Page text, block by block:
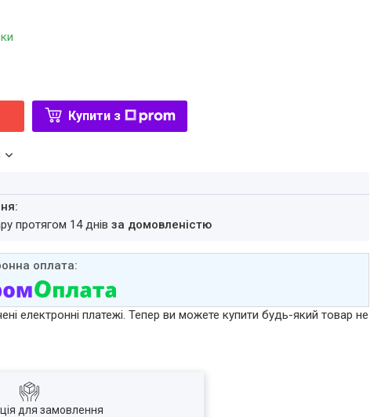
Купити з
протягом 14 днівза домовленістю
електронні платежі. Тепер ви можете купити будь-який товар не
для замовлення